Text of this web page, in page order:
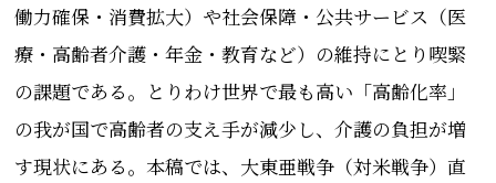
働力確保・消費拡大）や社会保障・公共サービス（医
療・高齢者介護・年金・教育など）の維持にとり喫緊
の課題である。とりわけ世界で最も高い「高齢化率」
の我が国で高齢者の支え手が減少し、介護の負担が増
す現状にある。 本稿では、大東亜戦争（対米戦争）直